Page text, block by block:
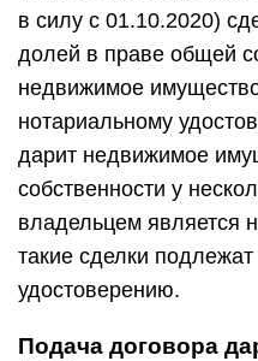
в силу с 01.10.2020)
долей в праве общей
недвижимое
нотариальному
дарит недвижимое
собственности у
владельцем является
такие сделки
удостоверению.
Подача договора